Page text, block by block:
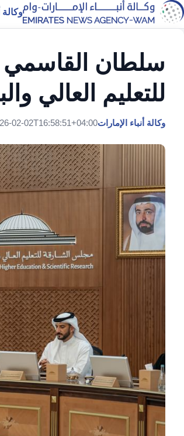
وكالة
للتعليم العالي
وكالة أنباء الإمارات02-02T16:58:51+04:00